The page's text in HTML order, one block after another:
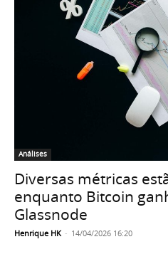
Análises
Diversas métricas
enquanto Bitcoin
Glassnode
Henrique HK - 14/04/2026 16:20